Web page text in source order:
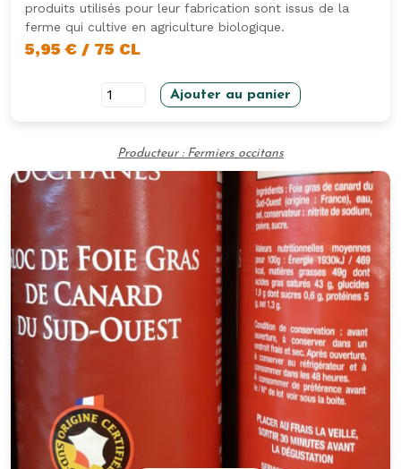
produits utilisés pour leur fabrication sont issus de la
ferme qui cultive en agriculture biologique.
5,95€ / 75 CL
quantité
de
Tanis
75CL
Ajouter au panier
Producteur : Fermiers occitans